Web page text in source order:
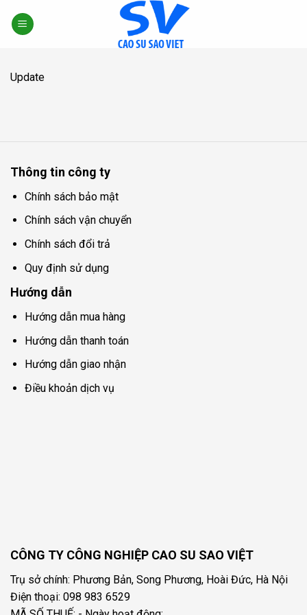
Update
Thông tin công ty
Chính sách bảo mật
Chính sách vận chuyển
Chính sách đổi trả
Quy định sử dụng
Hướng dẫn
Hướng dẫn mua hàng
Hướng dẫn thanh toán
Hướng dẫn giao nhận
Điều khoản dịch vụ
CÔNG TY CÔNG NGHIỆP CAO SU SAO VIỆT
Trụ sở chính: Phương Bản, Song Phương, Hoài Đức, Hà Nội
Điện thoại: 098 983 6529